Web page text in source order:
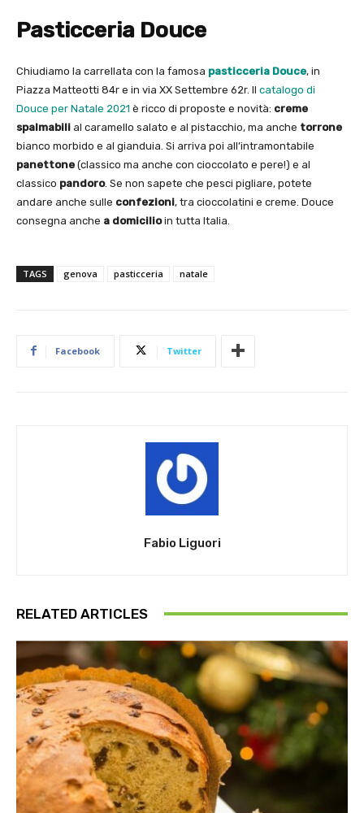
Pasticceria Douce
Chiudiamo la carrellata con la famosa pasticceria Douce, in
Piazza Matteotti 84r e in via XX Settembre 62r. Il catalogo di
Douce per Natale 2021 è ricco di proposte e novità: creme
spalmabili al caramello salato e al pistacchio, ma anche torrone
bianco morbido e al gianduia. Si arriva poi all’intramontabile
panettone (classico ma anche con cioccolato e pere!) e al
classico pandoro. Se non sapete che pesci pigliare, potete
andare anche sulle confezioni, tra cioccolatini e creme. Douce
consegna anche a domicilioin tutta Italia.
TAGS genova pasticceria natale
Facebook Twitter
Fabio Liguori
RELATED ARTICLES